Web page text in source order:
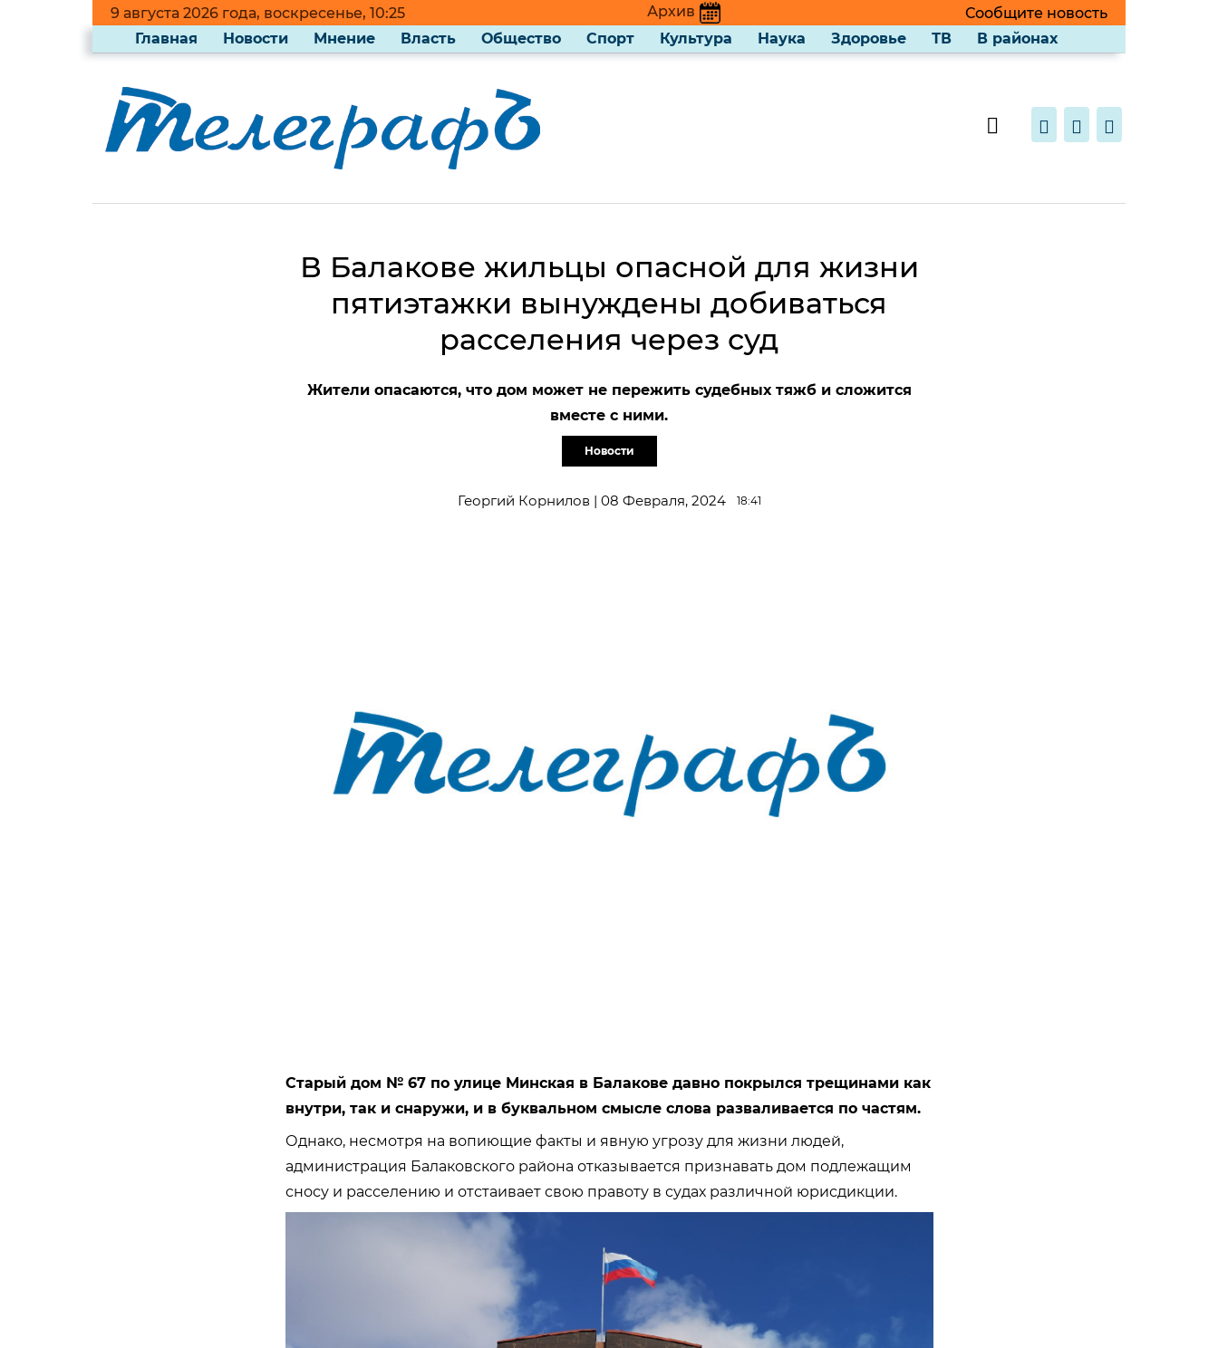
9 августа 2026 года, воскресенье, 10:25 Архив
Сообщите новость
Главная
Новости Мнение Власть Общество Спорт Культура Наука Здоровье ТВ В районах
В Балакове жильцы опасной для жизни
пятиэтажки вынуждены добиваться
расселения через суд
Жители опасаются, что дом может не пережить судебных тяжб и сложится
вместе с ними.
Новости
Георгий Корнилов | 08 Февраля, 2024 18:41
Старый дом № 67 по улице Минская в Балакове давно покрылся трещинами как
внутри, так и снаружи, и в буквальном смысле слова разваливается по частям.
Однако, несмотря на вопиющие факты и явную угрозу для жизни людей,
администрация Балаковского района отказывается признавать дом подлежащим
сносу и расселению и отстаивает свою правоту в судах различной юрисдикции.